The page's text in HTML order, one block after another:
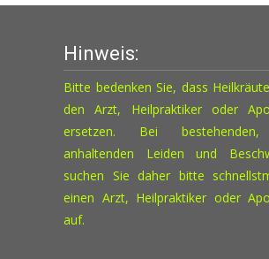
Hinweis:
Bitte bedenken Sie, dass
den Arzt, Heilpraktiker oder
ersetzen. Bei
anhaltenden Leiden und
suchen Sie daher bitte
einen Arzt, Heilpraktiker oder
auf.